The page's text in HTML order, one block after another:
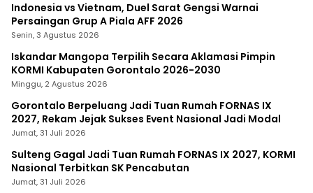
Indonesia vs Vietnam, Duel Sarat Gengsi Warnai
Persaingan Grup A Piala AFF 2026
Senin, 3 Agustus 2026
Iskandar Mangopa Terpilih Secara Aklamasi Pimpin
KORMI Kabupaten Gorontalo 2026-2030
Minggu, 2 Agustus 2026
Gorontalo Berpeluang Jadi Tuan Rumah FORNAS IX
2027, Rekam Jejak Sukses Event Nasional Jadi Modal
Jumat, 31 Juli 2026
Sulteng Gagal Jadi Tuan Rumah FORNAS IX 2027, KORMI
Nasional Terbitkan SK Pencabutan
Jumat, 31 Juli 2026